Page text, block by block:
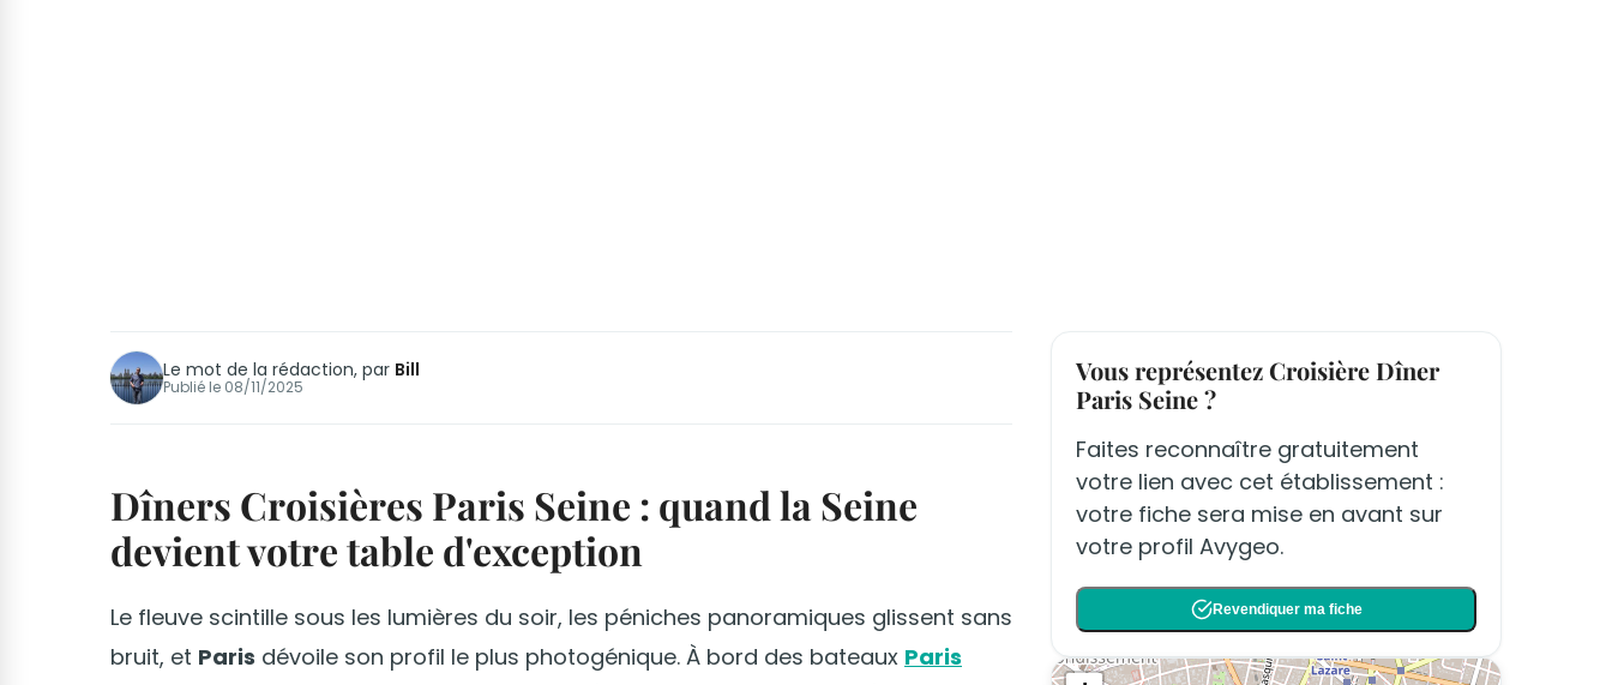
Le mot de la rédaction, par Bill
Publié le 08/11/2025
Dîners Croisières Paris Seine : quand la Seine
devient votre table d'exception
Le fleuve scintille sous les lumières du soir, les péniches panoramiques glissent sans
bruit, et Paris dévoile son profil le plus photogénique. À bord des bateaux Paris
Vous représentez Croisière Dîner
Paris Seine ?
Faites reconnaître gratuitement
votre lien avec cet établissement :
votre fiche sera mise en avant sur
votre profil Avygeo.
Revendiquer ma fiche